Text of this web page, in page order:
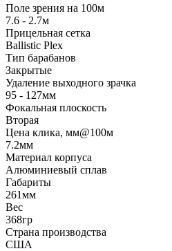
Поле зрения на 100м
7.6 - 2.7м
Прицельная сетка
Ballistic Plex
Тип барабанов
Закрытые
Удаление выходного зрачка
95 - 127мм
Фокальная плоскость
Вторая
Цена клика, мм@100м
7.2мм
Материал корпуса
Алюминиевый сплав
Габариты
261мм
Вес
368гр
Страна производства
США